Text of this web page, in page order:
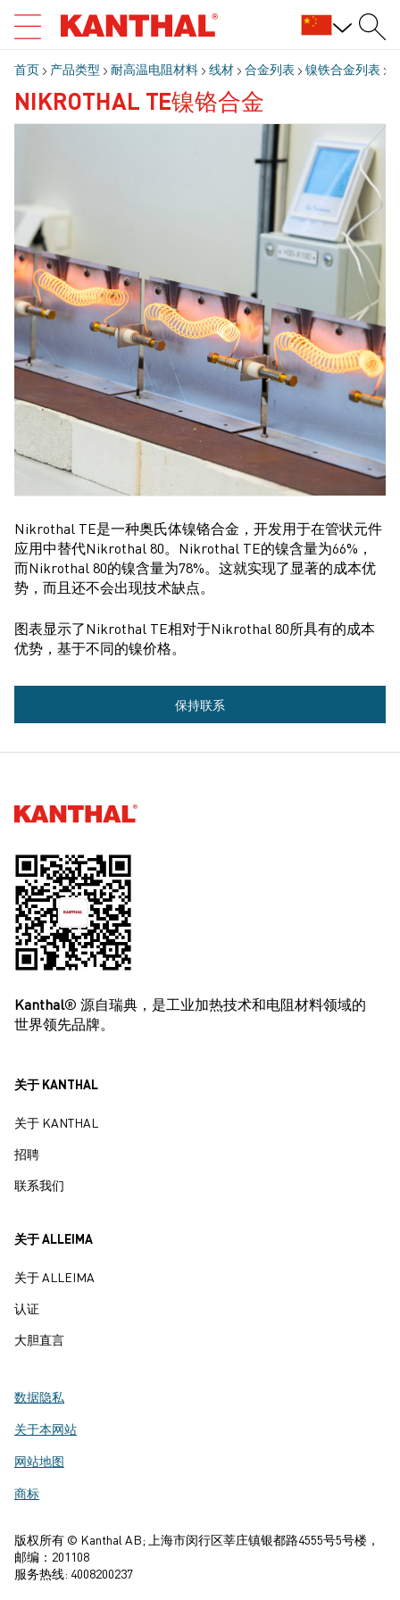
首页 产品类型 耐高温电阻材料 线材 合金列表 镍铁合金列表
NIKROTHAL TE镍铬合金
Nikrothal TE是一种奥氏体镍铬合金，开发用于在管状元件
应用中替代Nikrothal 80。Nikrothal TE的镍含量为66%，
而Nikrothal 80的镍含量为78%。这就实现了显著的成本优
势，而且还不会出现技术缺点。
图表显示了Nikrothal TE相对于Nikrothal 80所具有的成本
优势，基于不同的镍价格。
多
息
请
保持联系
Kanthal®
Kanthal® 源自瑞典，是工业加热技术和电阻材料领域的
世界领先品牌。
关于 KANTHAL
关于 KANTHAL
招聘
联系我们
关于 ALLEIMA
关于 ALLEIMA
认证
大胆直言
数据隐私
关于本网站
网站地图
商标
版权所有 © Kanthal AB; 上海市闵行区莘庄镇银都路4555号5号楼，
邮编：201108
服务热线: 4008200237